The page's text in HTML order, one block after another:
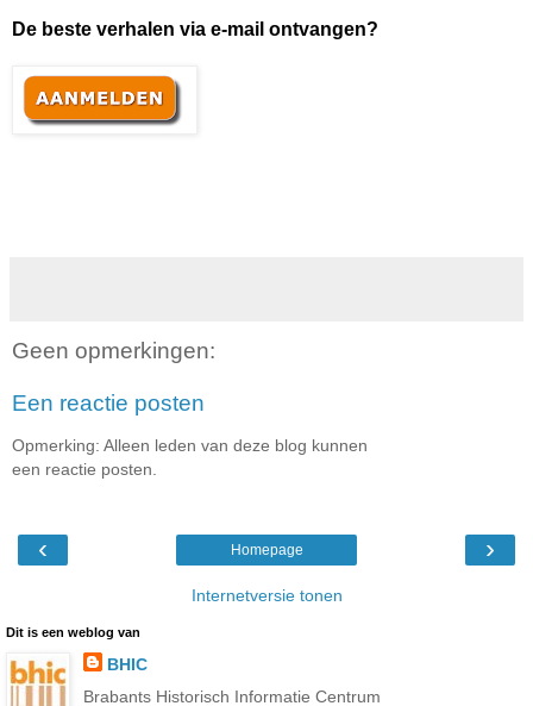
De beste verhalen via e-mail ontvangen?
Geen opmerkingen:
Een reactie posten
Opmerking: Alleen leden van deze blog kunnen
een reactie posten.
‹ ›
Homepage
Internetversie tonen
Dit is een weblog van
BHIC
Brabants Historisch Informatie Centrum